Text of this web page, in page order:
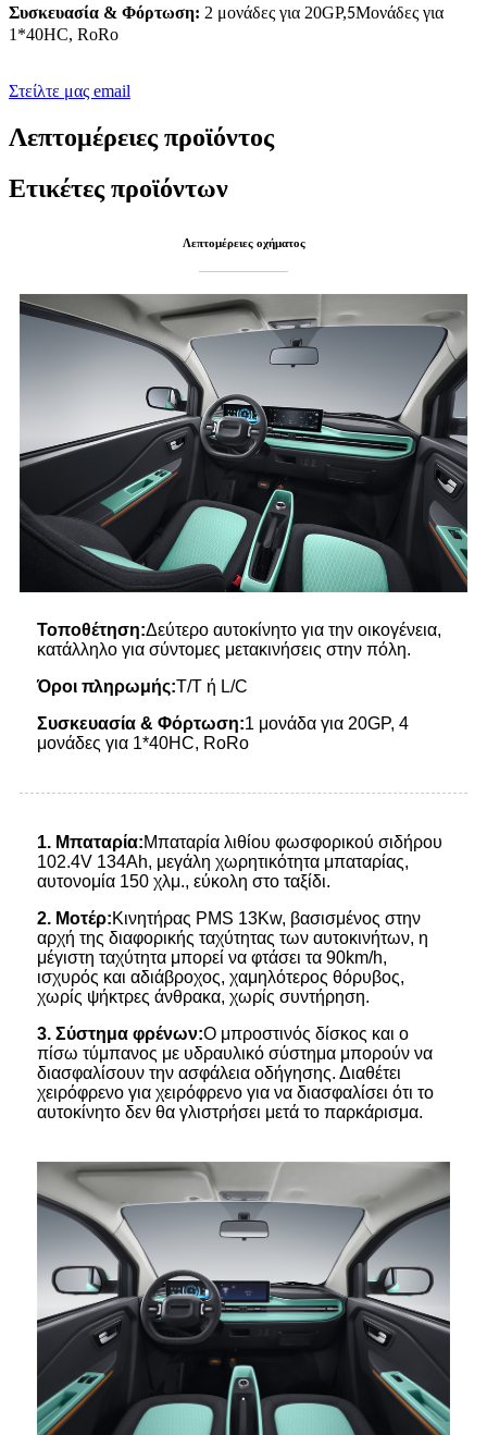
Συσκευασία & Φόρτωση: 2 μονάδες για 20GP,5Μονάδες για
1*40HC, RoRo
Στείλτε μας email
Λεπτομέρειες προϊόντος
Ετικέτες προϊόντων
Λεπτομέρειες οχήματος
Τοποθέτηση:Δεύτερο αυτοκίνητο για την οικογένεια,
κατάλληλο για σύντομες μετακινήσεις στην πόλη.
Όροι πληρωμής:T/T ή L/C
Συσκευασία & Φόρτωση:1 μονάδα για 20GP, 4
μονάδες για 1*40HC, RoRo
1. Μπαταρία:Μπαταρία λιθίου φωσφορικού σιδήρου
102.4V 134Ah, μεγάλη χωρητικότητα μπαταρίας,
αυτονομία 150 χλμ., εύκολη στο ταξίδι.
2. Μοτέρ:Κινητήρας PMS 13Kw, βασισμένος στην
αρχή της διαφορικής ταχύτητας των αυτοκινήτων, η
μέγιστη ταχύτητα μπορεί να φτάσει τα 90km/h,
ισχυρός και αδιάβροχος, χαμηλότερος θόρυβος,
χωρίς ψήκτρες άνθρακα, χωρίς συντήρηση.
3. Σύστημα φρένων:Ο μπροστινός δίσκος και ο
πίσω τύμπανος με υδραυλικό σύστημα μπορούν να
διασφαλίσουν την ασφάλεια οδήγησης. Διαθέτει
χειρόφρενο για χειρόφρενο για να διασφαλίσει ότι το
αυτοκίνητο δεν θα γλιστρήσει μετά το παρκάρισμα.